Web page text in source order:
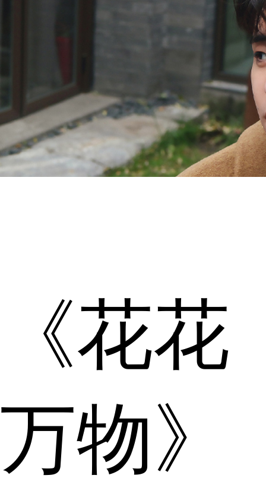
《花花
万物》